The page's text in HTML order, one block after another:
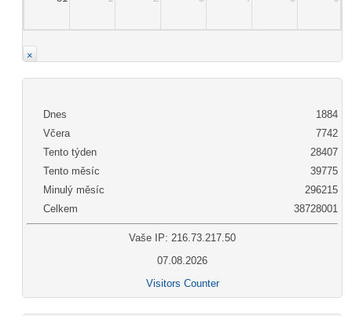
×
Dnes
Včera
Tento týden
Tento měsíc
Minulý měsíc
Celkem
1884
7742
28407
39775
296215
38728001
Vaše IP: 216.73.217.50
07.08.2026
Visitors Counter